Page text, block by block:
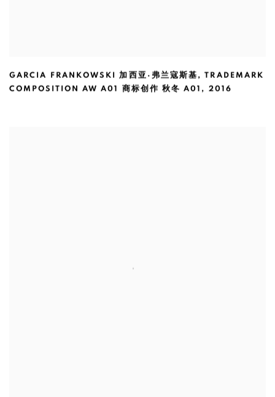
GARCIA FRANKOWSKI 加西亚·弗兰寇斯基 ,TRADEMARK
COMPOSITION AW A01 商标创作 秋冬 A01 , 2016